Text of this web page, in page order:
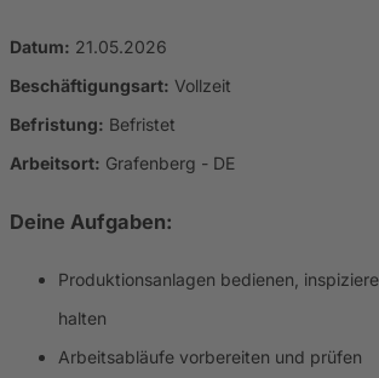
Datum: 21.05.2026
Beschäftigungsart: Vollzeit
Befristung: Befristet
Arbeitsort: Grafenberg - DE
Deine Aufgaben:
Produktionsanlagen bedienen,
halten
Arbeitsabläufe vorbereiten und prüfen